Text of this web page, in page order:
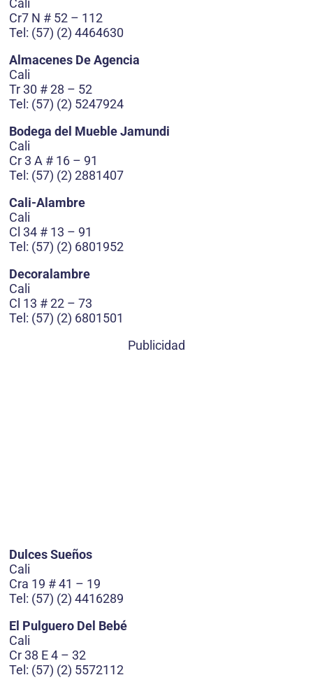
Cali
Cr7 N # 52 – 112
Tel: (57) (2) 4464630
Almacenes De Agencia
Cali
Tr 30 # 28 – 52
Tel: (57) (2) 5247924
Bodega del Mueble Jamundi
Cali
Cr 3 A # 16 – 91
Tel: (57) (2) 2881407
Cali-Alambre
Cali
Cl 34 # 13 – 91
Tel: (57) (2) 6801952
Decoralambre
Cali
Cl 13 # 22 – 73
Tel: (57) (2) 6801501
Publicidad
Dulces Sueños
Cali
Cra 19 # 41 – 19
Tel: (57) (2) 4416289
El Pulguero Del Bebé
Cali
Cr 38 E 4 – 32
Tel: (57) (2) 5572112